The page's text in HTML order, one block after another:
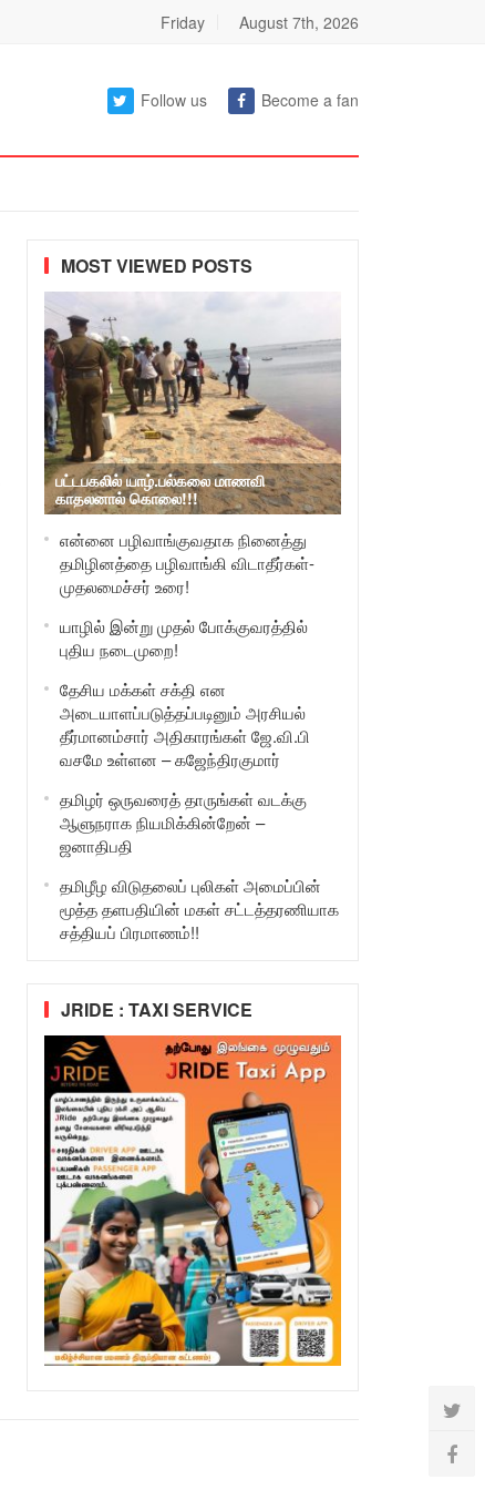
Friday August 7th, 2026
Follow us Become a fan
MOST VIEWED POSTS
பட்டபகலில் யாழ்.பல்கலை மாணவி
காதலனால் கொலை!!!
என்னை பழிவாங்குவதாக நினைத்து
தமிழினத்தை பழிவாங்கி விடாதீர்கள்-
முதலமைச்சர் உரை!
யாழில் இன்று முதல் போக்குவரத்தில்
புதிய நடைமுறை!
தேசிய மக்கள் சக்தி என
அடையாளப்படுத்தப்படினும் அரசியல்
தீர்மானம்சார் அதிகாரங்கள் ஜே.வி.பி
வசமே உள்ளன – கஜேந்திரகுமார்
தமிழர் ஒருவரைத் தாருங்கள் வடக்கு
ஆளுநராக நியமிக்கின்றேன் –
ஜனாதிபதி
தமிழீழ விடுதலைப் புலிகள் அமைப்பின்
மூத்த தளபதியின் மகள் சட்டத்தரணியாக
சத்தியப் பிரமாணம்!!
JRIDE : TAXI SERVICE